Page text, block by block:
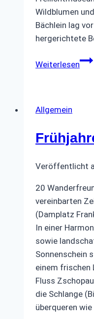
Wildblumen
Bächlein lag
hergerichtete
Weiterlesen
Allgemein
Veröffentlicht
20
vereinbarten
(Damplatz
In einer
sowie
Sonnenschein
einem
Fluss
die Schlange
überqueren